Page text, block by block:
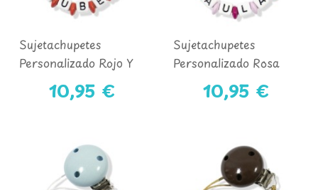
Sujetachupetes
Personalizado Rojo Y
Blanco10,95 €
Sujetachupetes
Personalizado Rosa
Claro Y Fucsia
10,95 €